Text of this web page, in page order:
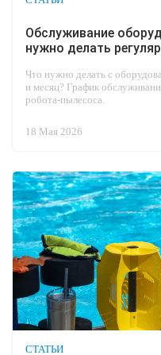
Обслуживание
нужно делать
Что нужно делать с
и месяц? График
робота-пылесоса.
18 Мая 2026
СТАТЬИ